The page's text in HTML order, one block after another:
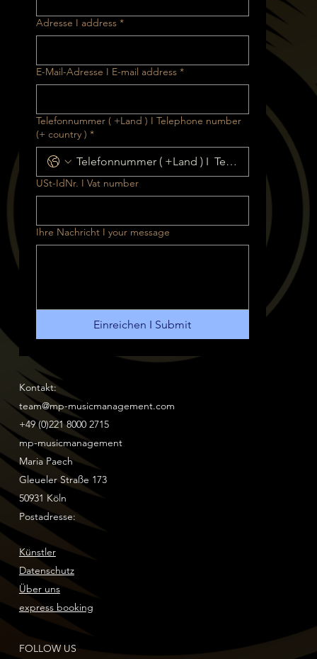
Adresse I address *
E-Mail-Adresse I E-mail address *
Telefonnummer ( +Land ) I Telephone number
(+ country ) *
USt-IdNr. I Vat number
Ihre Nachricht I your message
Einreichen I Submit
Kontakt:
team@mp-musicmanagement.com
+49 (0)221 8000 2715
Postadresse:
mp-musicmanagement
Maria Paech
Gleueler Straße 173
50931 Köln
FOLLOW US
Künstler
Datenschutz
Über uns
express booking